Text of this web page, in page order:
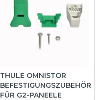
THULE OMNISTOR
BEFESTIGUNGSZUBEHÖR
FÜR G2-PANEELE